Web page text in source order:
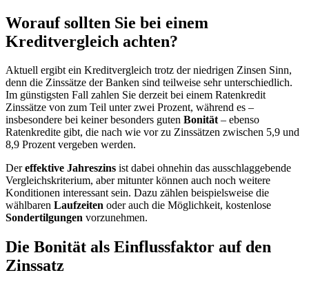
Worauf sollten Sie bei einem
Kreditvergleich achten?
Aktuell ergibt ein Kreditvergleich trotz der niedrigen Zinsen Sinn,
denn die Zinssätze der Banken sind teilweise sehr unterschiedlich.
Im günstigsten Fall zahlen Sie derzeit bei einem Ratenkredit
Zinssätze von zum Teil unter zwei Prozent, während es –
insbesondere bei keiner besonders guten Bonität– ebenso
Ratenkredite gibt, die nach wie vor zu Zinssätzen zwischen 5,9 und
8,9 Prozent vergeben werden.
Dereffektive Jahreszins ist dabei ohnehin das ausschlaggebende
Vergleichskriterium, aber mitunter können auch noch weitere
Konditionen interessant sein. Dazu zählen beispielsweise die
wählbaren Laufzeiten oder auch die Möglichkeit, kostenlose
Sondertilgungen vorzunehmen.
Die Bonität als Einflussfaktor auf den
Zinssatz